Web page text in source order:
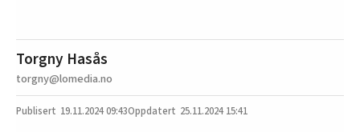
Torgny Hasås
torgny@lomedia.no
19.11.202409:43 25.11.2024 15:41